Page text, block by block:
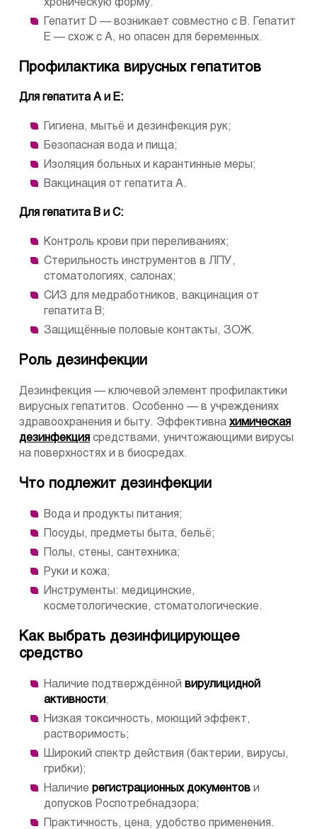
хроническую форму.
Гепатит D — возникает совместно с В. Гепатит
E — схож с A, но опасен для беременных.
Профилактика вирусных гепатитов
Для гепатита A и E:
Гигиена, мытьё и дезинфекция рук;
Безопасная вода и пища;
Изоляция больных и карантинные меры;
Вакцинация от гепатита A.
Для гепатита B и C:
Контроль крови при переливаниях;
Стерильность инструментов в ЛПУ,
стоматологиях, салонах;
СИЗ для медработников, вакцинация от
гепатита B;
Защищённые половые контакты, ЗОЖ.
Роль дезинфекции
Дезинфекция — ключевой элемент профилактики
вирусных гепатитов. Особенно — в учреждениях
здравоохранения и быту. Эффективна химическая
дезинфекция средствами, уничтожающими вирусы
на поверхностях и в биосредах.
Что подлежит дезинфекции
Вода и продукты питания;
Посуды, предметы быта, бельё;
Полы, стены, сантехника;
Руки и кожа;
Инструменты: медицинские,
косметологические, стоматологические.
Как выбрать дезинфицирующее
средство
Наличие подтверждённой вирулицидной
активности;
Низкая токсичность, моющий эффект,
растворимость;
Широкий спектр действия (бактерии, вирусы,
грибки);
Наличие регистрационных документов и
допусков Роспотребнадзора;
Практичность, цена, удобство применения.